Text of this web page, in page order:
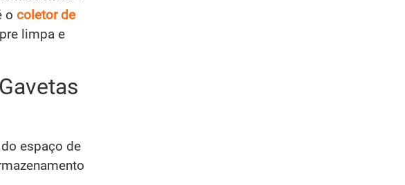
o coletor de
limpa e
espaço de